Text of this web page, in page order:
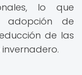
lo que
adopción de
de las